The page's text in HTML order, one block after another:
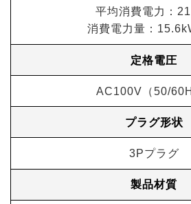
平均消費電力：
消費電力量：
定格電圧
AC100V（50/
プラグ形状
3Pプラグ
製品材質